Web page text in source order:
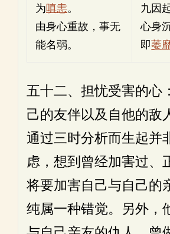
为嗔恚。
由身心重故，事无
能名弱。
九因
心身
即萎
五十二、担忧受害的心
己的友伴以及自他的敌
通过三时分析而生起并
虑，想到曾经加害过、
将要加害自己与自己的
纯属一种错觉。另外，